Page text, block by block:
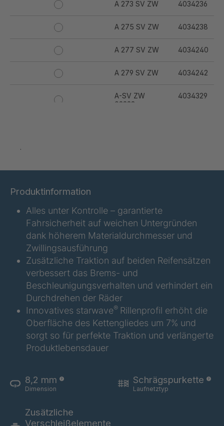
A 273 SV ZW 4034236
A 275 SV ZW 4034238
A 277 SV ZW 4034240
A 279 SV ZW 4034242
A-SV ZW
02228
4034329
A 297 SV ZW
A-SV ZW
32484
4042543
A 201 SV ZW 4043681
A 293 8 SV
ZW
4043682
A 294 SV ZW
.
Produktinformation
Alles unter Kontrolle – garantierte
Fahrsicherheit auf weichen Untergründen
dank höherem Materialdurchmesser und
Zwillingsausführung
Zusätzliche Traktion auf beiden Reifensätzen
verbessert das Brems- und
Beschleunigungsverhalten und verhindert ein
Durchdrehen der Räder
Innovatives starwave® Rillenprofil erhöht die
Oberfläche des Kettengliedes um 7% und
sorgt so für perfekte Traktion und verlängerte
Produktlebensdauer
8,2 mm
Dimension
Schrägspurkette
Laufnetztyp
Zusätzliche
Verschleißelemente